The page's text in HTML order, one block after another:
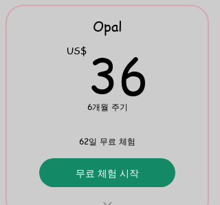
Opal
US$ 36
6개월 주기
62일 무료 체험
무료 체험 시작